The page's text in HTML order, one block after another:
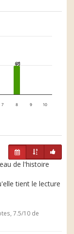
2
2
7 8 9 10
de l'histoire
tient le lecture
7.5/10 de